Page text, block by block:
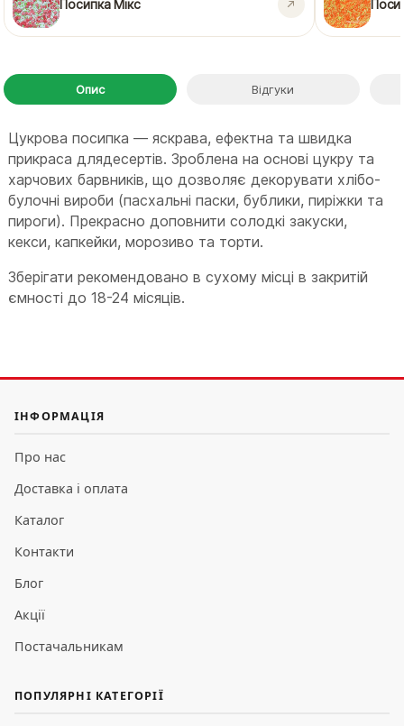
Посипка Мікс
Опис Відгуки
Цукрова посипка — яскрава, ефектна та швидка
прикраса длядесертів. Зроблена на основі цукру та
харчових барвників, що дозволяє декорувати хлібо-
булочні вироби (пасхальні паски, бублики, пиріжки та
пироги). Прекрасно доповнити солодкі закуски,
кекси, капкейки, морозиво та торти.
Зберігати рекомендовано в сухому місці в закритій
ємності до 18-24 місяців.
ІНФОРМАЦІЯ
Про нас
Доставка і оплата
Каталог
Контакти
Блог
Акції
Постачальникам
ПОПУЛЯРНІ КАТЕГОРІЇ